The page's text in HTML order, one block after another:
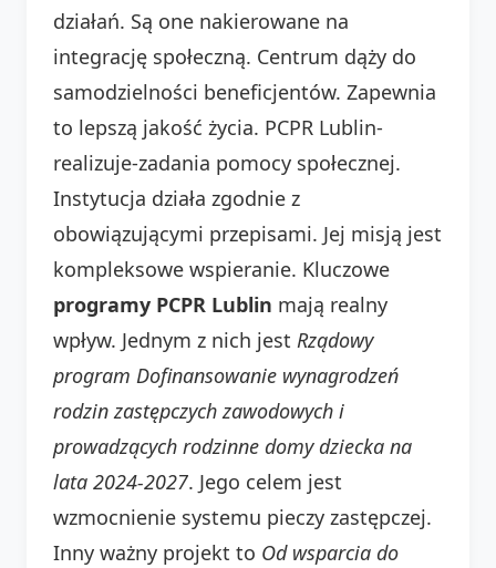
działań. Są one nakierowane na
integrację społeczną. Centrum dąży do
samodzielności beneficjentów. Zapewnia
to lepszą jakość życia. PCPR Lublin-
realizuje-zadania pomocy społecznej.
Instytucja działa zgodnie z
obowiązującymi przepisami. Jej misją jest
kompleksowe wspieranie. Kluczowe
programy PCPR Lublin mają realny
wpływ. Jednym z nich jest Rządowy
program Dofinansowanie wynagrodzeń
rodzin zastępczych zawodowych i
prowadzących rodzinne domy dziecka na
lata 2024-2027. Jego celem jest
wzmocnienie systemu pieczy zastępczej.
Inny ważny projekt to Od wsparcia do